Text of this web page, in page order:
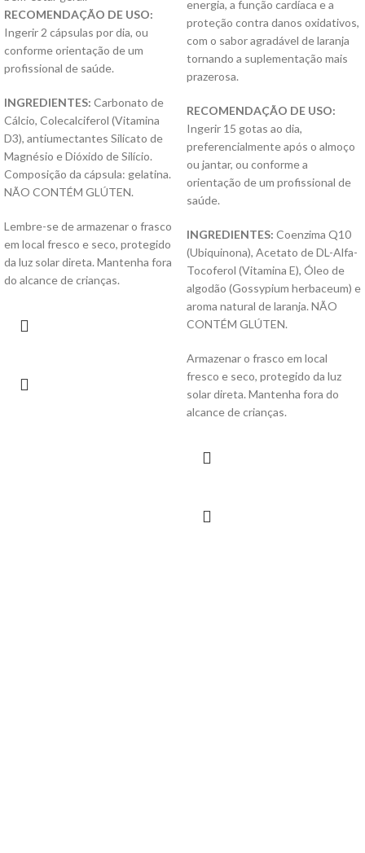
RECOMENDAÇÃO DE USO:
Ingerir 2 cápsulas por dia, ou
conforme orientação de um
profissional de saúde.
INGREDIENTES: Carbonato de
Cálcio, Colecalciferol (Vitamina
D3), antiumectantes Silicato de
Magnésio e Dióxido de Silício.
Composição da cápsula: gelatina.
NÃO CONTÉM GLÚTEN.
Lembre-se de armazenar o frasco
em local fresco e seco, protegido
da luz solar direta. Mantenha fora
do alcance de crianças.
energia, a função cardíaca e a
proteção contra danos oxidativos,
com o sabor agradável de laranja
tornando a suplementação mais
prazerosa.
RECOMENDAÇÃO DE USO:
Ingerir 15 gotas ao dia,
preferencialmente após o almoço
ou jantar, ou conforme a
orientação de um profissional de
saúde.
INGREDIENTES: Coenzima Q10
(Ubiquinona), Acetato de DL-Alfa-
Tocoferol (Vitamina E), Óleo de
algodão (Gossypium herbaceum) e
aroma natural de laranja. NÃO
CONTÉM GLÚTEN.
Armazenar o frasco em local
fresco e seco, protegido da luz
solar direta. Mantenha fora do
alcance de crianças.